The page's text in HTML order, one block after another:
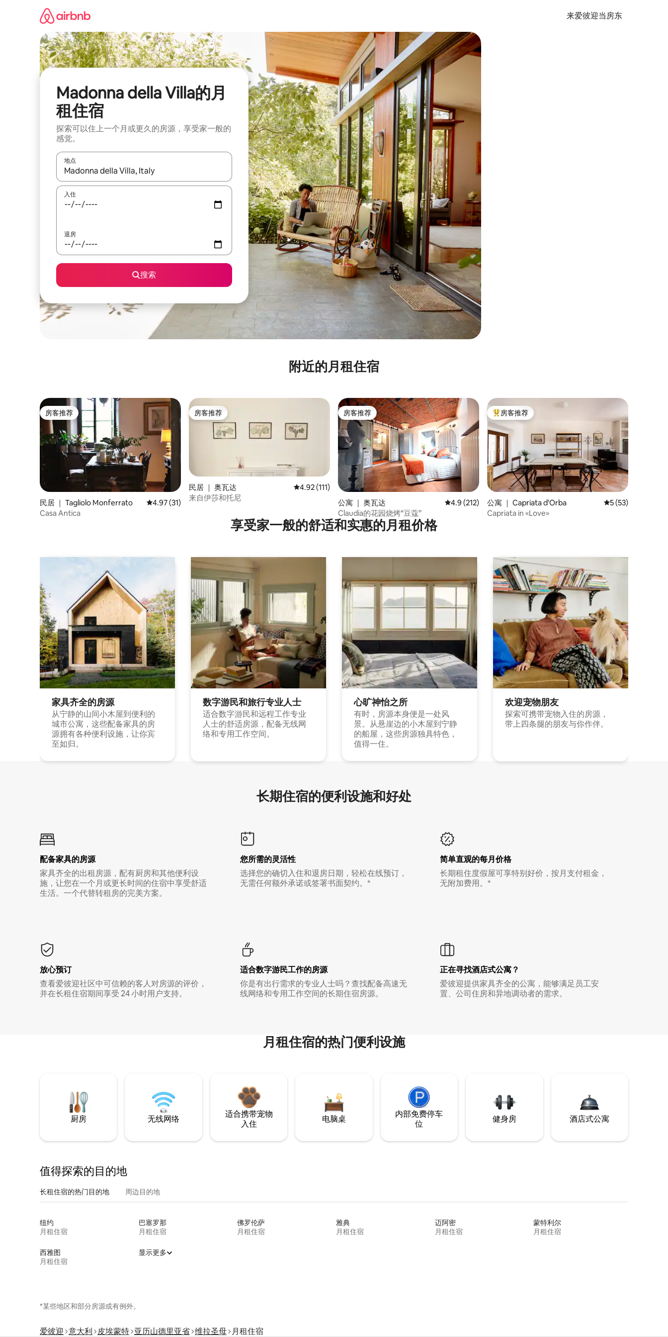
来爱彼迎当房东
Madonna della Villa的月
租住宿
探索可以住上一个月或更久的房源，享受家一般的
感觉。
地点
如有搜索结果，请使用上下方向键查看，或通过点击或滑动手势浏览。
入住
退房
搜索
附近的月租住宿
房客推荐
房客推荐
民居 ｜ Tagliolo Monferrato 平均评分 4.97 分（满分 5 分），共 31 条评价
4.97 (31)
Casa Antica
房客推荐
房客推荐
民居 ｜ 奥瓦达 平均评分 4.92 分（满分 5 分），共 111 条评价
4.92 (111)
来自伊莎和托尼
房客推荐
房客推荐
公寓 ｜ 奥瓦达 平均评分 4.9 分（满分 5 分），共 212 条评价
4.9 (212)
Claudia的花园烧烤“豆蔻”
热门「房客推荐」
房客推荐
公寓 ｜ Capriata d'Orba 平均评分 5 分（满
5 (53)
Capriata in «Love»
享受家一般的舒适和实惠的月租价格
家具齐全的房源
从宁静的山间小木屋到便利的
城市公寓，这些配备家具的房
源拥有各种便利设施，让你宾
至如归。
数字游民和旅行专业人士
适合数字游民和远程工作专业
人士的舒适房源，配备无线网
络和专用工作空间。
心旷神怡之所
有时，房源本身便是一处风
景。从悬崖边的小木屋到宁静
的船屋，这些房源独具特色，
值得一住。
欢迎宠物朋友
探索可携带宠物入住的房源，
带上四条腿的朋友与你作伴。
长期住宿的便利设施和好处
配备家具的房源
家具齐全的出租房源，配有厨房和其他便利设
施，让您在一个月或更长时间的住宿中享受舒适
生活。一个代替转租房的完美方案。
您所需的灵活性
选择您的确切入住和退房日期，轻松在线预订，
无需任何额外承诺或签署书面契约。*
简单直观的每月价格
长期租住度假屋可享特别好价，按月支付租金，
无附加费用。*
放心预订
查看爱彼迎社区中可信赖的客人对房源的评价，
并在长租住宿期间享受 24 小时用户支持。
适合数字游民工作的房源
你是有出行需求的专业人士吗？查找配备高速无
线网络和专用工作空间的长期住宿房源。
正在寻找酒店式公寓？
爱彼迎提供家具齐全的公寓，能够满足员工安
置、公司住房和异地调动者的需求。
月租住宿的热门便利设施
厨房 无线网络
适合携带宠物
入住
电脑桌
内部免费停车
位
健身房 酒店式公寓
值得探索的目的地
长租住宿的热门目的地 周边目的地
纽约
月租住宿
巴塞罗那
月租住宿
佛罗伦萨
月租住宿
雅典
月租住宿
迈阿密
月租住宿
蒙特利尔
月租住宿
西雅图
月租住宿
显示更多
*某些地区和部分房源或有例外。
爱彼迎 意大利 皮埃蒙特 亚历山德里亚省 维拉圣母 月租住宿